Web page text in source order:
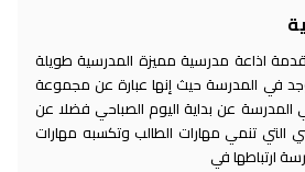
اذاعة مدرسية مميزة المدرسية طويلة
في المدرسة حيث إنها عبارة عن مجموعة
المدرسة عن بداية اليوم الصباحي فضلا عن
التي تنمي مهارات الطالب وتكسبه مهارات
ارتباطها في